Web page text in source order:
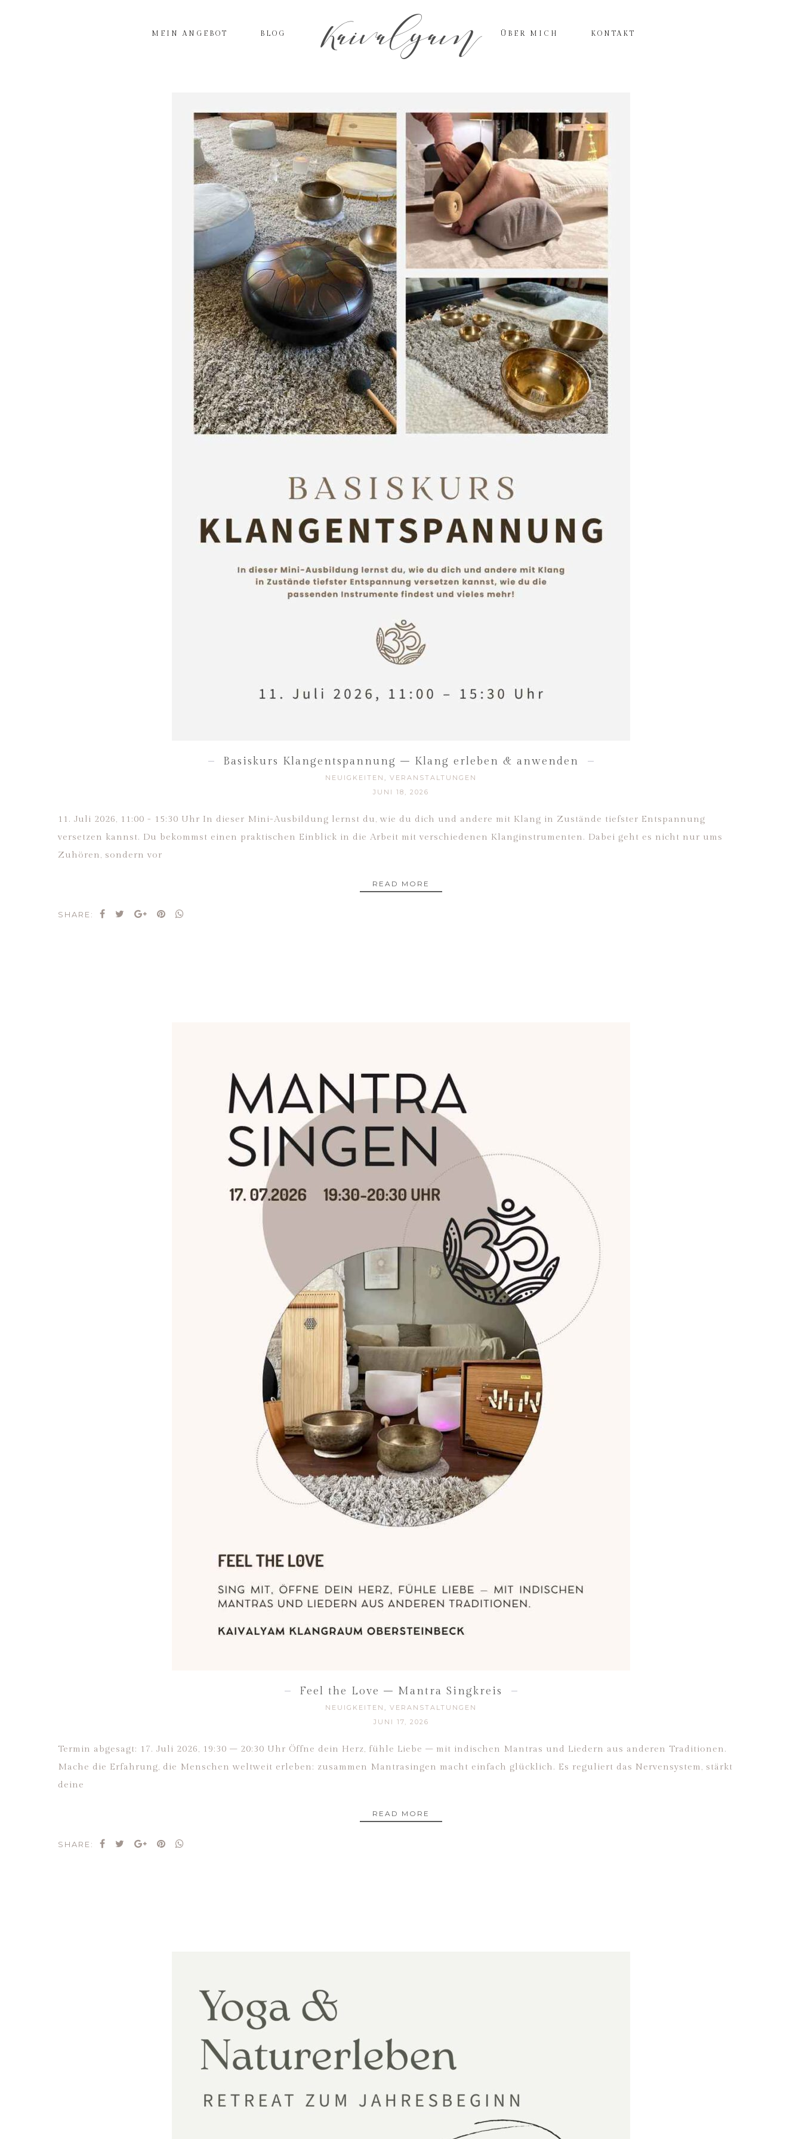
Kaivalyam
MEIN ANGEBOT BLOG ÜBER MICH KONTAKT
Basiskurs Klangentspannung – Klang erleben & anwenden
NEUIGKEITEN , VERANSTALTUNGEN
JUNI 18, 2026
11. Juli 2026, 11:00 - 15:30 Uhr In dieser Mini-Ausbildung lernst du, wie du dich und andere mit Klang in Zustände tiefster Entspannung
versetzen kannst. Du bekommst einen praktischen Einblick in die Arbeit mit verschiedenen Klanginstrumenten. Dabei geht es nicht nur ums
Zuhören, sondern vor
READ MORE
SHARE:
Feel the Love – Mantra Singkreis
NEUIGKEITEN
VERANSTALTUNGEN
JUNI 17, 2026
Termin abgesagt: 17. Juli 2026, 19:30 – 20:30 Uhr Öffne dein Herz, fühle Liebe – mit indischen Mantras und Liedern aus anderen Traditionen.
Mache die Erfahrung, die Menschen weltweit erleben: zusammen Mantrasingen macht einfach glücklich. Es reguliert das Nervensystem, stärkt
deine
READ MORE
SHARE: